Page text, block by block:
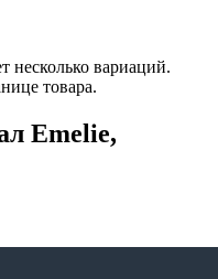
несколько вариаций.
товара.
Emelie,